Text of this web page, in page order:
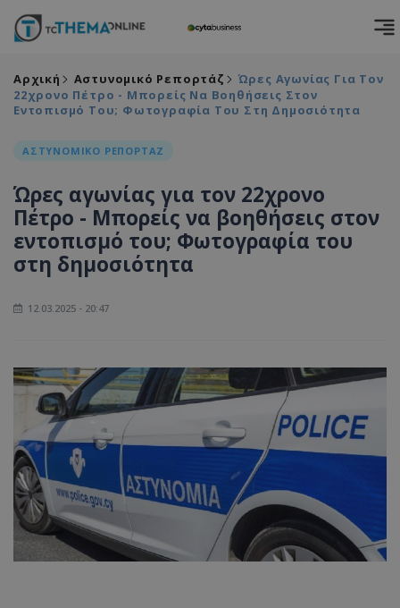
Αρχική Αστυνομικό Ρεπορτάζ
Ώρες Αγωνίας Για Τον
22χρονο Πέτρο - Μπορείς Να Βοηθήσεις Στον
Εντοπισμό Του; Φωτογραφία Του Στη Δημοσιότητα
ΑΣΤΥΝΟΜΙΚΟ ΡΕΠΟΡΤΑΖ
Ώρες αγωνίας για τον 22χρονο
Πέτρο - Μπορείς να βοηθήσεις στον
εντοπισμό του; Φωτογραφία του
στη δημοσιότητα
12.03.2025 - 20:47